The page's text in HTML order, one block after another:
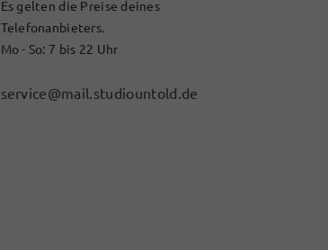
Es gelten die Preise deines
Telefonanbieters.
Mo - So: 7 bis 22 Uhr
service@mail.studiountold.de